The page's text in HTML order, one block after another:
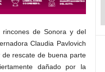
de Sonora y del
Claudia Pavlovich
rescate de buena parte
dañado por la